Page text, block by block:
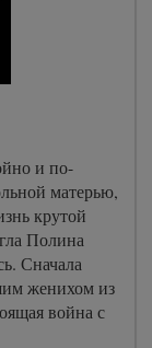
и по-
матерью,
крутой
Полина
Сначала
женихом из
война с